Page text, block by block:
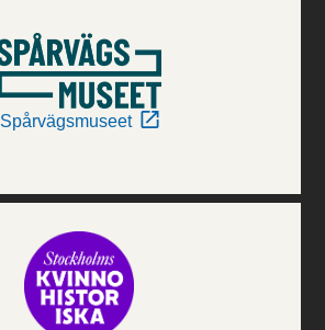
Spårvägsmuseet